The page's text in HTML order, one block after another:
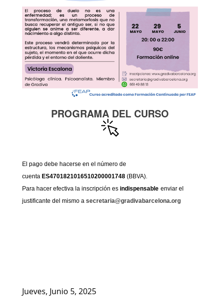
PROGRAMA DEL CURSO
El pago debe hacerse en el número de
cuenta ES4701821016510200001748 (BBVA).
Para hacer efectiva la inscripción es indispensable enviar el
justificante del mismo a secretaria@gradivabarcelona.org
Jueves, Junio 5, 2025